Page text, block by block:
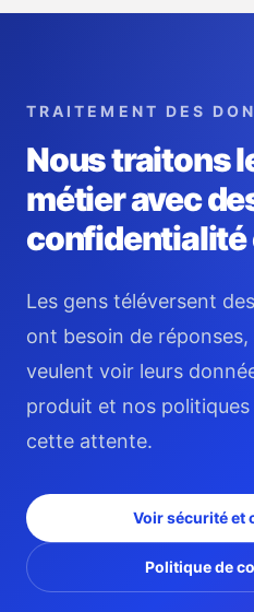
TRAITEMENT DES
Nous traitons
métier avec
confidentialité
Les gens téléversent
ont besoin de
veulent voir leurs
produit et nos
cette attente.
Voir sécurité et
Politique de